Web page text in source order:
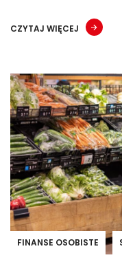
CZYTAJ WIĘCEJ
FINANSE OSOBISTE